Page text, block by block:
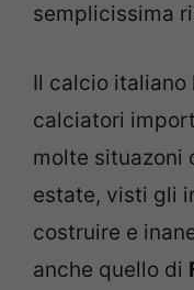
semplicissima
Il calcio italiano
calciatori
molte situazoni
estate, visti gli
costruire e
anche quello di